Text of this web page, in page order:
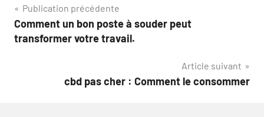
Navigation
de
Publication précédente
Comment un bon poste à souder peut
transformer votre travail.
Article suivant
cbd pas cher : Comment le consommer